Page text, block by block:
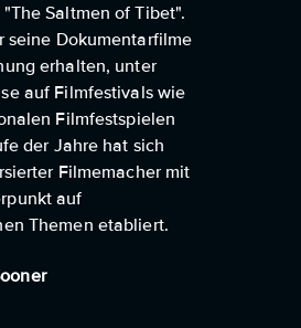
Saltmen of Tibet".
seine Dokumentarfilme
erhalten, unter
auf Filmfestivals wie
Filmfestspielen
der Jahre hat sich
Filmemacher mit
auf
Themen etabliert.